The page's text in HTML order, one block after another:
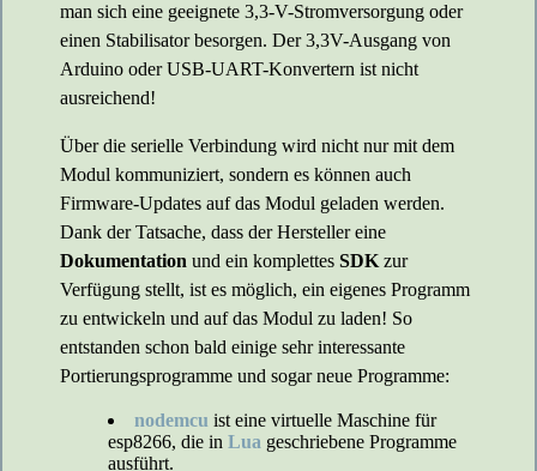
man sich eine geeignete 3,3-V-Stromversorgung oder
einen Stabilisator besorgen. Der 3,3V-Ausgang von
Arduino oder USB-UART-Konvertern ist nicht
ausreichend!
Über die serielle Verbindung wird nicht nur mit dem
Modul kommuniziert, sondern es können auch
Firmware-Updates auf das Modul geladen werden.
Dank der Tatsache, dass der Hersteller eine
Dokumentation und ein komplettes SDK zur
Verfügung stellt, ist es möglich, ein eigenes Programm
zu entwickeln und auf das Modul zu laden! So
entstanden schon bald einige sehr interessante
Portierungsprogramme und sogar neue Programme:
nodemcu ist eine virtuelle Maschine für
esp8266, die in Lua geschriebene Programme
ausführt.